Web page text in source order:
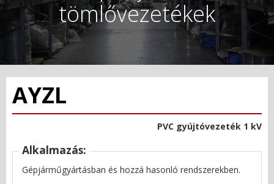
tömlővezetékek
AYZL
PVC gyújtóvezeték 1 kV
Alkalmazás:
Gépjárműgyártásban és hozzá hasonló rendszerekben.